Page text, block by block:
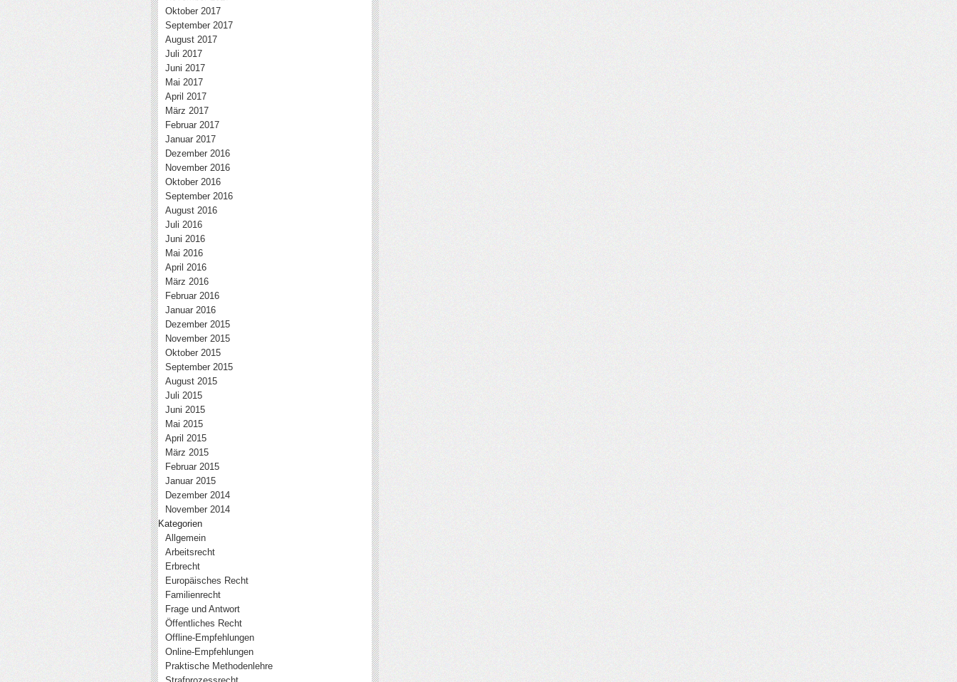
Oktober 2017
September 2017
August 2017
Juli 2017
Juni 2017
Mai 2017
April 2017
März 2017
Februar 2017
Januar 2017
Dezember 2016
November 2016
Oktober 2016
September 2016
August 2016
Juli 2016
Juni 2016
Mai 2016
April 2016
März 2016
Februar 2016
Januar 2016
Dezember 2015
November 2015
Oktober 2015
September 2015
August 2015
Juli 2015
Juni 2015
Mai 2015
April 2015
März 2015
Februar 2015
Januar 2015
Dezember 2014
November 2014
Kategorien
Allgemein
Arbeitsrecht
Erbrecht
Europäisches Recht
Familienrecht
Frage und Antwort
Öffentliches Recht
Offline-Empfehlungen
Online-Empfehlungen
Praktische Methodenlehre